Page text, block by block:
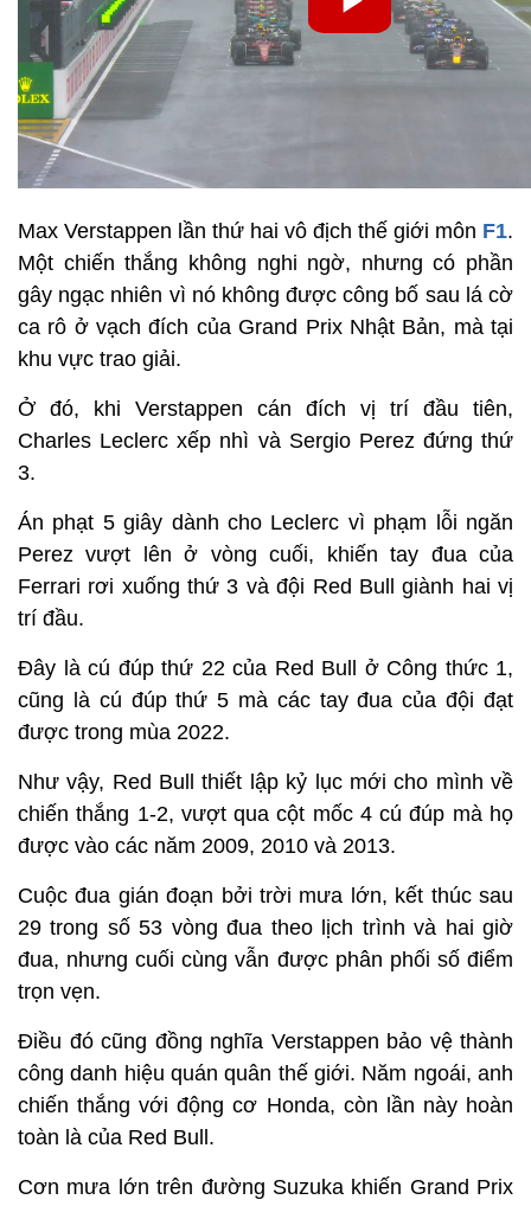
Max Verstappen lần thứ hai vô địch thế giới môn F1.
Một chiến thắng không nghi ngờ, nhưng có phần
gây ngạc nhiên vì nó không được công bố sau lá cờ
ca rô ở vạch đích của Grand Prix Nhật Bản, mà tại
khu vực trao giải.
Ở đó, khi Verstappen cán đích vị trí đầu tiên,
Charles Leclerc xếp nhì và Sergio Perez đứng thứ
3.
Án phạt 5 giây dành cho Leclerc vì phạm lỗi ngăn
Perez vượt lên ở vòng cuối, khiến tay đua của
Ferrari rơi xuống thứ 3 và đội Red Bull giành hai vị
trí đầu.
Đây là cú đúp thứ 22 của Red Bull ở Công thức 1,
cũng là cú đúp thứ 5 mà các tay đua của đội đạt
được trong mùa 2022.
Như vậy, Red Bull thiết lập kỷ lục mới cho mình về
chiến thắng 1-2, vượt qua cột mốc 4 cú đúp mà họ
được vào các năm 2009, 2010 và 2013.
Cuộc đua gián đoạn bởi trời mưa lớn, kết thúc sau
29 trong số 53 vòng đua theo lịch trình và hai giờ
đua, nhưng cuối cùng vẫn được phân phối số điểm
trọn vẹn.
Điều đó cũng đồng nghĩa Verstappen bảo vệ thành
công danh hiệu quán quân thế giới. Năm ngoái, anh
chiến thắng với động cơ Honda, còn lần này hoàn
toàn là của Red Bull.
Cơn mưa lớn trên đường Suzuka khiến Grand Prix